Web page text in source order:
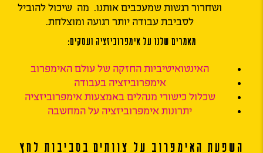
ושחרור רגשות שמעכבים אותנו. מה שיכול להוביל
לסביבת עבודה יותר רגועה ומוצלחת.
מאמרים שלנו על אימפרוביזציה ועסקים:
האינטואיטיביות החזקה של עולם האימפרוב
אימפרוביזציה בעבודה
שכלול כישורי מנהלים באמצעות אימפרוביזציה
יתרונות אימפרוביזציה על המחשבה
השפעת האימפרוב על צוותים בסביבות לחץ